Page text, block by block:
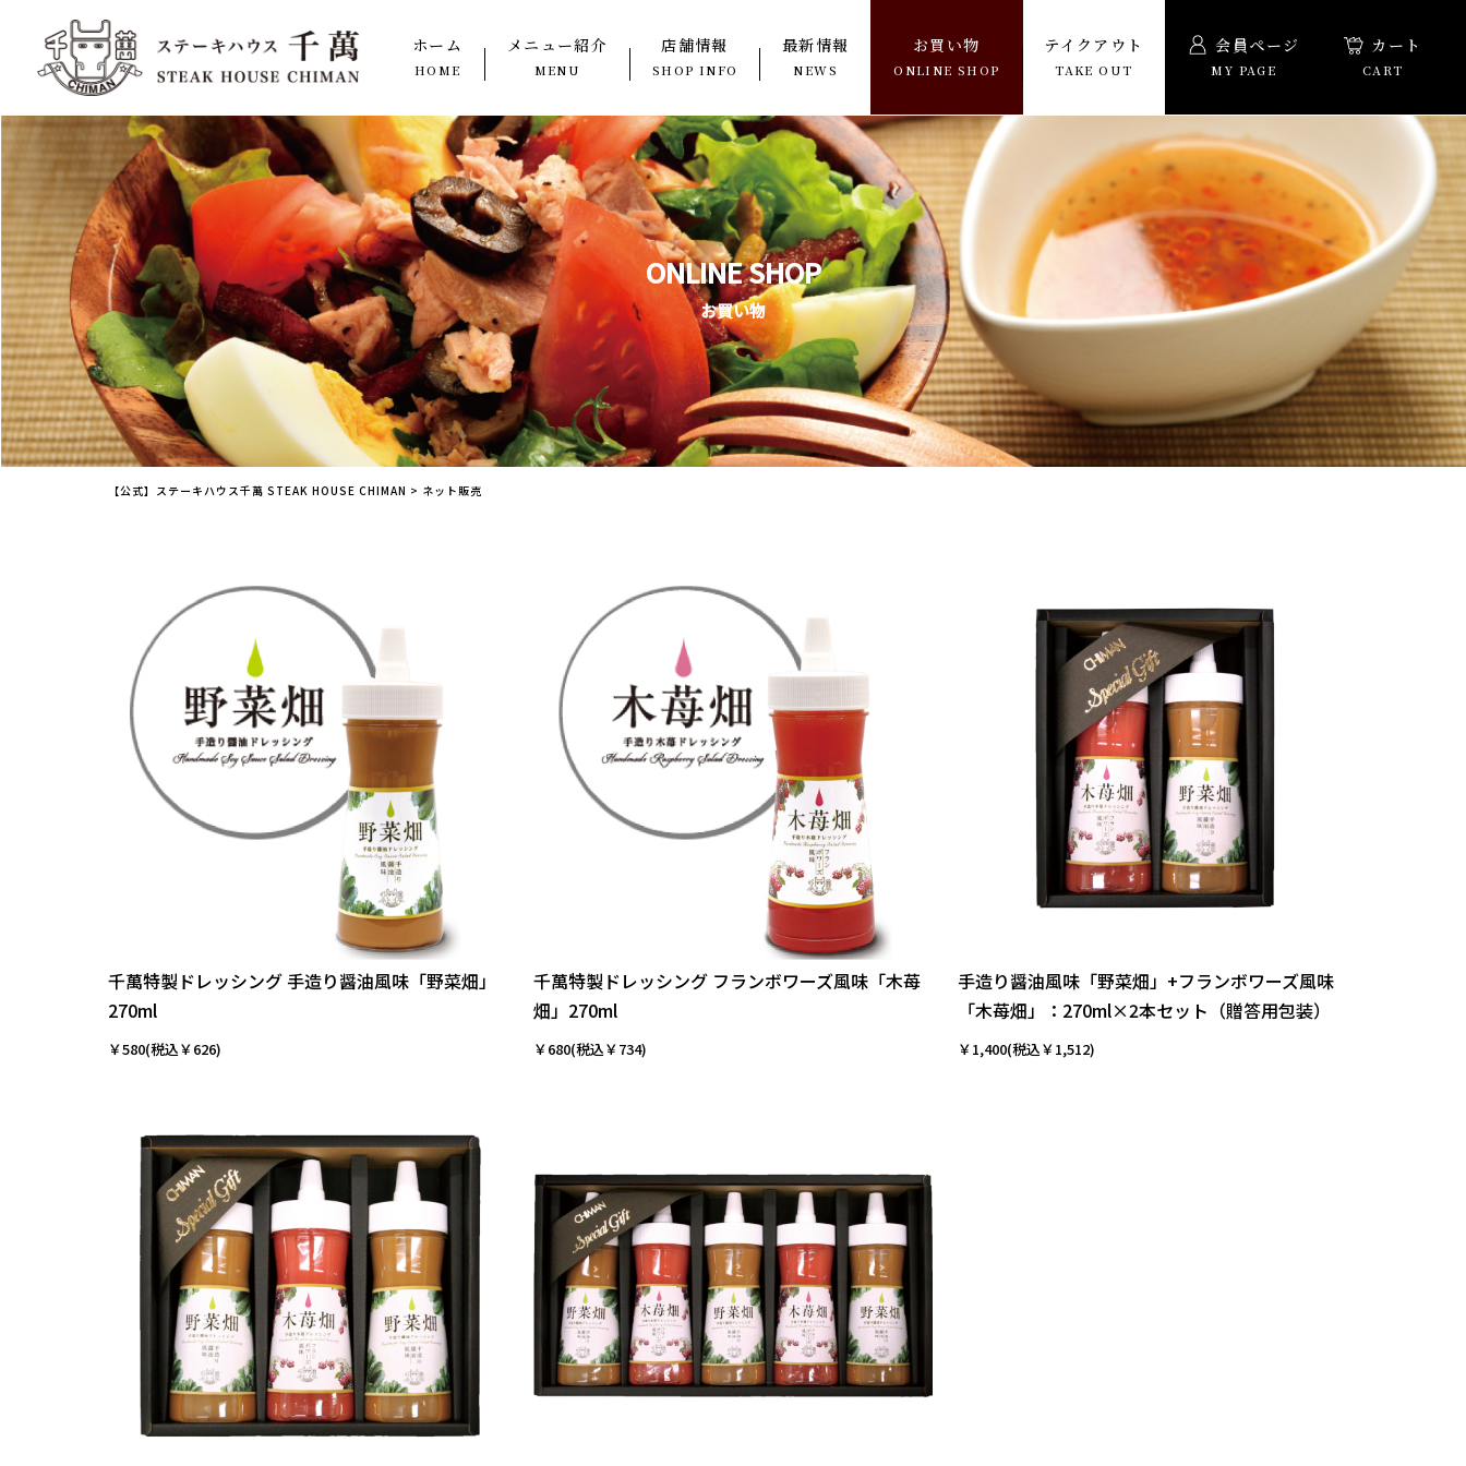
ホーム
HOME
メニュー紹介
MENU
店舗情報
SHOP INFO
最新情報
NEWS
お買い物
ONLINE SHOP
テイクアウト
TAKE OUT
会員ページ
MY PAGE
カート
CART
ONLINE SHOP
お買い物
【公式】ステーキハウス千萬 STEAK HOUSE CHIMAN > ネット販売
千萬特製ドレッシング 手造り醤油風味「野菜畑」
270ml
￥580(税込￥626)
千萬特製ドレッシング フランボワーズ風味「木苺
畑」270ml
￥680(税込￥734)
手造り醤油風味「野菜畑」+フランボワーズ風味
「木苺畑」：270ml×2本セット（贈答用包装）
￥1,400(税込￥1,512)